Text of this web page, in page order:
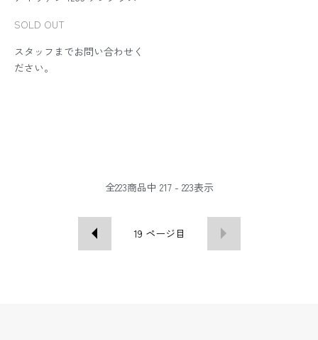
SOLD OUT
スタッフまでお問い合わせく
ださい。
全223商品中 217 - 223表示
19 ページ目